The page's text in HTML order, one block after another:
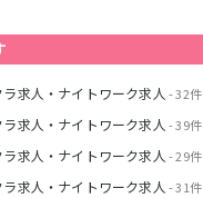
ラ求人・ナイトワーク求人 - 32件
求人・ナイトワーク求人 - 39件
求人・ナイトワーク求人 - 29件
求人・ナイトワーク求人 - 31件
太田駅
羽生駅
大袋駅
花崎駅
蒲生駅